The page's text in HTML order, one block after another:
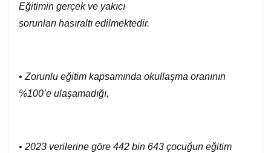
Eğitimin gerçek ve yakıcı
sorunları hasıraltı edilmektedir.
• Zorunlu eğitim kapsamında okullaşma oranının
%100’e ulaşamadığı,
• 2023 verilerine göre 442 bin 643 çocuğun eğitim